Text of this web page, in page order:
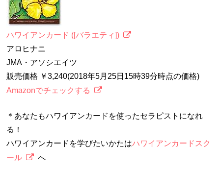
ハワイアンカード ([バラエティ])
アロヒナニ
JMA・アソシエイツ
販売価格 ￥3,240(2018年5月25日15時39分時点の価格)
Amazonでチェックする
＊あなたもハワイアンカードを使ったセラピストになれ
る！
ハワイアンカードを学びたいかたはハワイアンカードスク
ール
へ